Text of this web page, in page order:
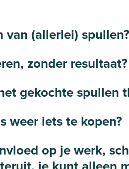
(allerlei) spullen?
zonder resultaat?
gekochte spullen
weer iets te kopen?
op je werk,